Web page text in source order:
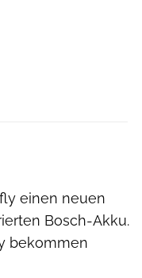
einen neuen
Bosch-Akku.
bekommen